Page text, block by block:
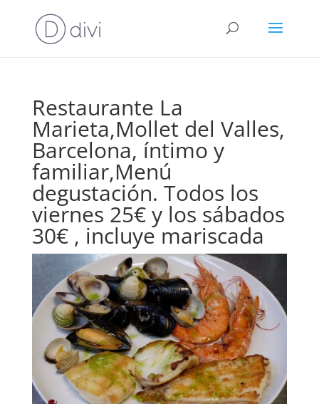
Restaurante La
Marieta,Mollet del Valles,
Barcelona, íntimo y
familiar,Menú
degustación. Todos los
viernes 25€ y los sábados
30€ , incluye mariscada